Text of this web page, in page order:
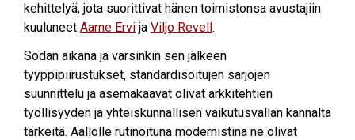
kehittelyä, jota suorittivat hänen toimistonsa avustajiin
kuuluneet Aarne Ervi ja Viljo Revell.
Sodan aikana ja varsinkin sen jälkeen
tyyppipiirustukset, standardisoitujen sarjojen
suunnittelu ja asemakaavat olivat arkkitehtien
työllisyyden ja yhteiskunnallisen vaikutusvallan kannalta
tärkeitä. Aallolle rutinoituna modernistina ne olivat